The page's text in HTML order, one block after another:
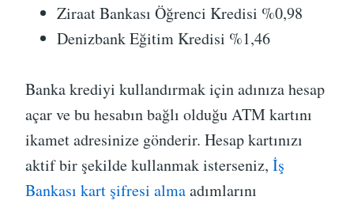
Ziraat Bankası Öğrenci Kredisi %0,98
Denizbank Eğitim Kredisi %1,46
Banka krediyi kullandırmak için adınıza hesap
açar ve bu hesabın bağlı olduğu ATM kartını
ikamet adresinize gönderir. Hesap kartınızı
aktif bir şekilde kullanmak isterseniz, İş
Bankası kart şifresi almaadımlarını